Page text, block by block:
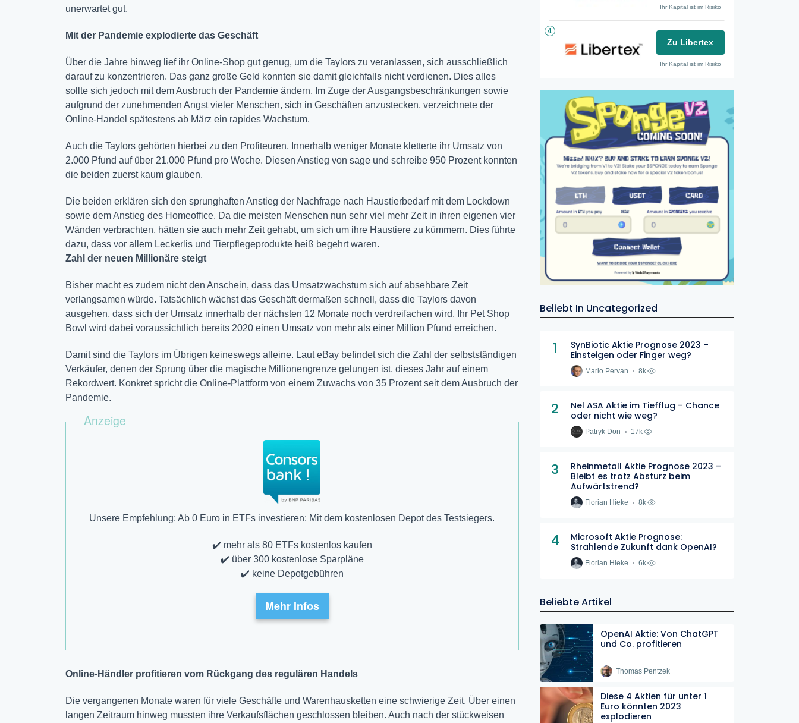
unerwartet gut.
Mit der Pandemie explodierte das Geschäft
Über die Jahre hinweg lief ihr Online-Shop gut genug, um die Taylors zu veranlassen, sich ausschließlich
darauf zu konzentrieren. Das ganz große Geld konnten sie damit gleichfalls nicht verdienen. Dies alles
sollte sich jedoch mit dem Ausbruch der Pandemie ändern. Im Zuge der Ausgangsbeschränkungen sowie
aufgrund der zunehmenden Angst vieler Menschen, sich in Geschäften anzustecken, verzeichnete der
Online-Handel spätestens ab März ein rapides Wachstum.
Auch die Taylors gehörten hierbei zu den Profiteuren. Innerhalb weniger Monate kletterte ihr Umsatz von
2.000 Pfund auf über 21.000 Pfund pro Woche. Diesen Anstieg von sage und schreibe 950 Prozent konnten
die beiden zuerst kaum glauben.
Die beiden erklären sich den sprunghaften Anstieg der Nachfrage nach Haustierbedarf mit dem Lockdown
sowie dem Anstieg des Homeoffice. Da die meisten Menschen nun sehr viel mehr Zeit in ihren eigenen vier
Wänden verbrachten, hätten sie auch mehr Zeit gehabt, um sich um ihre Haustiere zu kümmern. Dies führte
dazu, dass vor allem Leckerlis und Tierpflegeprodukte heiß begehrt waren.
Zahl der neuen Millionäre steigt
Bisher macht es zudem nicht den Anschein, dass das Umsatzwachstum sich auf absehbare Zeit
verlangsamen würde. Tatsächlich wächst das Geschäft dermaßen schnell, dass die Taylors davon
ausgehen, dass sich der Umsatz innerhalb der nächsten 12 Monate noch verdreifachen wird. Ihr Pet Shop
Bowl wird dabei voraussichtlich bereits 2020 einen Umsatz von mehr als einer Million Pfund erreichen.
Damit sind die Taylors im Übrigen keineswegs alleine. Laut eBay befindet sich die Zahl der selbstständigen
Verkäufer, denen der Sprung über die magische Millionengrenze gelungen ist, dieses Jahr auf einem
Rekordwert. Konkret spricht die Online-Plattform von einem Zuwachs von 35 Prozent seit dem Ausbruch der
Pandemie.
Anzeige
Unsere Empfehlung: Ab 0 Euro in ETFs investieren: Mit dem kostenlosen Depot des Testsiegers.
✔️ mehr als 80 ETFs kostenlos kaufen
✔️ über 300 kostenlose Sparpläne
✔️ keine Depotgebühren
Mehr Infos
Online-Händler profitieren vom Rückgang des regulären Handels
Die vergangenen Monate waren für viele Geschäfte und Warenhausketten eine schwierige Zeit. Über einen
langen Zeitraum hinweg mussten ihre Verkaufsflächen geschlossen bleiben. Auch nach der stückweisen
Ihr Kapital ist im Risiko
4
Zu Libertex
Ihr Kapital ist im Risiko
Beliebt In Uncategorized
1
SynBiotic Aktie Prognose 2023 –
Einsteigen oder Finger weg?
Mario Pervan 8k
2
Nel ASA Aktie im Tiefflug – Chance
oder nicht wie weg?
Patryk Don 17k
3
Rheinmetall Aktie Prognose 2023 –
Bleibt es trotz Absturz beim
Aufwärtstrend?
Florian Hieke 8k
4
Microsoft Aktie Prognose:
Strahlende Zukunft dank OpenAI?
Florian Hieke 6k
Beliebte Artikel
OpenAI Aktie: Von ChatGPT
und Co. profitieren
Thomas Pentzek
Diese 4 Aktien für unter 1
Euro könnten 2023
explodieren